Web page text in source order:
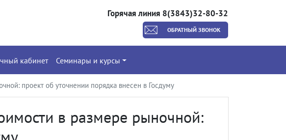
Горячая линия 8(3843)32-80-32
ОБРАТНЫЙ ЗВОНОК
кабинет Семинары и курсы
проект об уточнении порядка внесен в Госдуму
в размере рыночной: